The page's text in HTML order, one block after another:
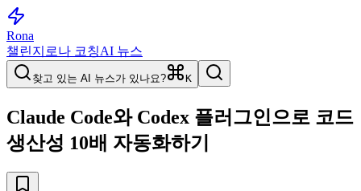
Rona
챌린지 로나 코칭AI 뉴스
찾고 있는 AI 뉴스가 있나요? K
Claude Code와 Codex 플러그인으로 코드
생산성 10배 자동화하기